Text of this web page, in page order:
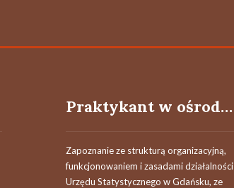
Praktykant w ośrodku inżynierii danych
Zapoznanie ze strukturą organizacyjną,
funkcjonowaniem i zasadami działalności
Urzędu Statystycznego w Gdańsku, ze